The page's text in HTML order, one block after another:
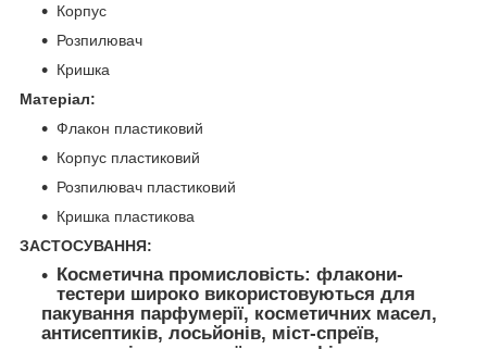
Корпус
Розпилювач
Кришка
Матеріал:
Флакон пластиковий
Корпус пластиковий
Розпилювач пластиковий
Кришка пластикова
ЗАСТОСУВАННЯ:
Косметична промисловість: флакони-
тестери широко використовуються для
пакування парфумерії, косметичних масел,
антисептиків, лосьйонів, міст-спреїв,